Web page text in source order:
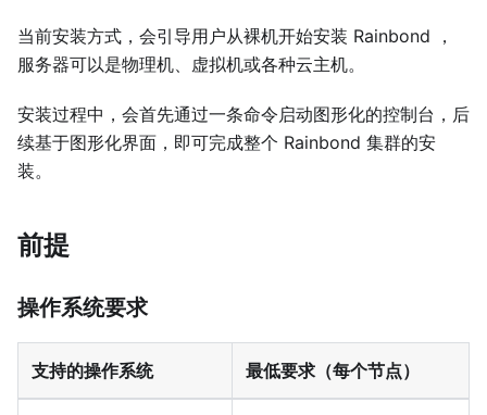
当前安装方式，会引导用户从裸机开始安装 Rainbond ，
服务器可以是物理机、虚拟机或各种云主机。
安装过程中，会首先通过一条命令启动图形化的控制台，后
续基于图形化界面，即可完成整个 Rainbond 集群的安
装。
前提
操作系统要求
支持的操作系统 最低要求（每个节点）